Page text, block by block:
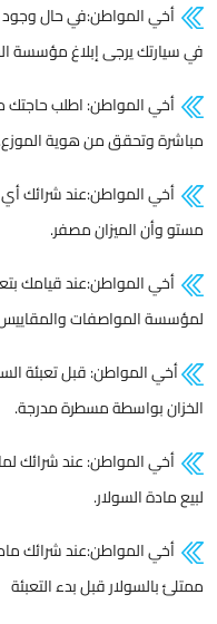
أخي المواطن:في حال وجود
في سيارتك يرجى إبلاغ مؤسسة
أخي المواطن: اطلب حاجتك
مباشرة وتحقق من هوية الموزع.
أخي المواطن:عند شرائك
مستو وأن الميزان مصفر.
أخي المواطن:عند قيامك
لمؤسسة المواصفات
أخي المواطن: قبل تعبئة
الخزان بواسطة مسطرة مدرجة.
أخي المواطن: عند شرائك
لبيع مادة السولار.
أخي المواطن:عند شرائك
ممتلئ بالسولار قبل بدء التعبئة